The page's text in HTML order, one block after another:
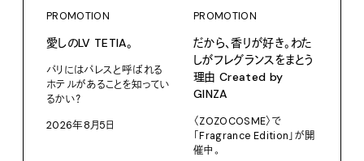
PROMOTION
愛しのLV TETIA。
パリにはパレスと呼ばれる
ホテルがあることを知ってい
るかい？
2026年8月5日
PROMOTION
だから、香りが好き。わた
しがフレグランスをまとう
理由 Created by
GINZA
〈ZOZOCOSME〉で
「Fragrance Edition」が開
催中。